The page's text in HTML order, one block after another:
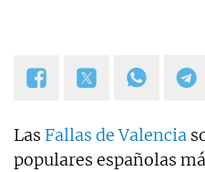
Las Fallas de Valencia
populares españolas